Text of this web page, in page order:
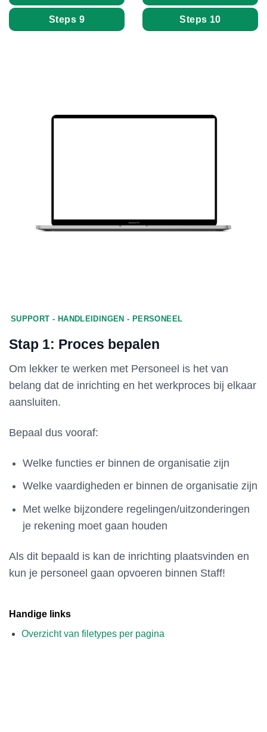
Steps 9 Steps 10
SUPPORT - HANDLEIDINGEN - PERSONEEL
Stap 1: Proces bepalen
Om lekker te werken met Personeel is het van
belang dat de inrichting en het werkproces bij elkaar
aansluiten.
Bepaal dus vooraf:
Welke functies er binnen de organisatie zijn
Welke vaardigheden er binnen de organisatie zijn
Met welke bijzondere regelingen/uitzonderingen
je rekening moet gaan houden
Als dit bepaald is kan de inrichting plaatsvinden en
kun je personeel gaan opvoeren binnen Staff!
Handige links
Overzicht van filetypes per pagina